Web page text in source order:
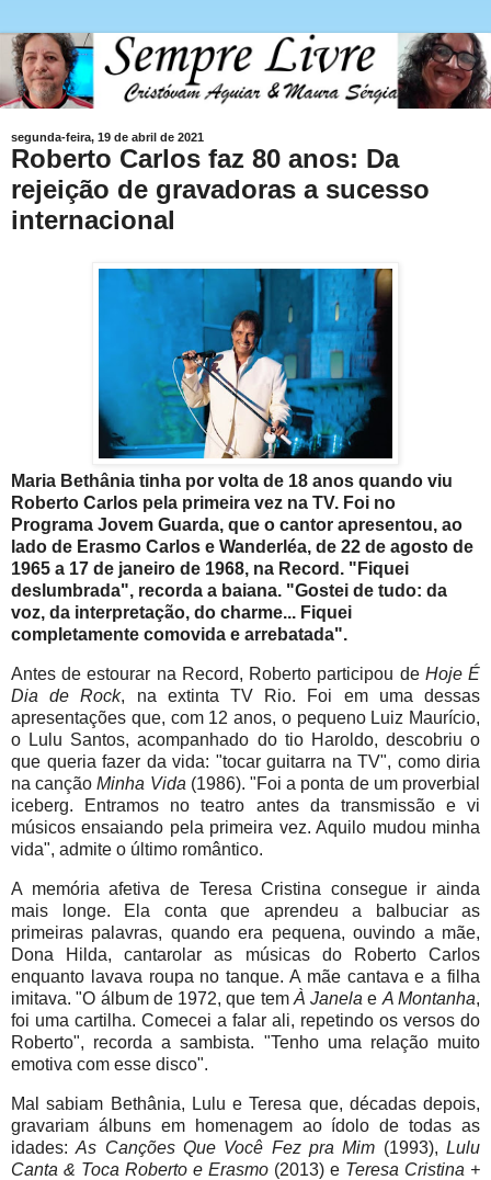
segunda-feira, 19 de abril de 2021
Roberto Carlos faz 80 anos: Da
rejeição de gravadoras a sucesso
internacional
Maria Bethânia tinha por volta de 18 anos quando viu
Roberto Carlos pela primeira vez na TV. Foi no
Programa Jovem Guarda, que o cantor apresentou, ao
lado de Erasmo Carlos e Wanderléa, de 22 de agosto de
1965 a 17 de janeiro de 1968, na Record. "Fiquei
deslumbrada", recorda a baiana. "Gostei de tudo: da
voz, da interpretação, do charme... Fiquei
completamente comovida e arrebatada".
Antes de estourar na Record, Roberto participou de Hoje É
Dia de Rock, na extinta TV Rio. Foi em uma dessas
apresentações que, com 12 anos, o pequeno Luiz Maurício,
o Lulu Santos, acompanhado do tio Haroldo, descobriu o
que queria fazer da vida: "tocar guitarra na TV", como diria
na cançãoMinha Vida (1986). "Foi a ponta de um proverbial
iceberg. Entramos no teatro antes da transmissão e vi
músicos ensaiando pela primeira vez. Aquilo mudou minha
vida", admite o último romântico.
A memória afetiva de Teresa Cristina consegue ir ainda
mais longe. Ela conta que aprendeu a balbuciar as
primeiras palavras, quando era pequena, ouvindo a mãe,
Dona Hilda, cantarolar as músicas do Roberto Carlos
enquanto lavava roupa no tanque. A mãe cantava e a filha
imitava. "O álbum de 1972, que tem À Janela e A Montanha,
foi uma cartilha. Comecei a falar ali, repetindo os versos do
Roberto", recorda a sambista. "Tenho uma relação muito
emotiva com esse disco".
Mal sabiam Bethânia, Lulu e Teresa que, décadas depois,
gravariam álbuns em homenagem ao ídolo de todas as
idades:As Canções Que Você Fez pra Mim (1993),Lulu
Canta & Toca Roberto e Erasmo (2013) e Teresa Cristina +